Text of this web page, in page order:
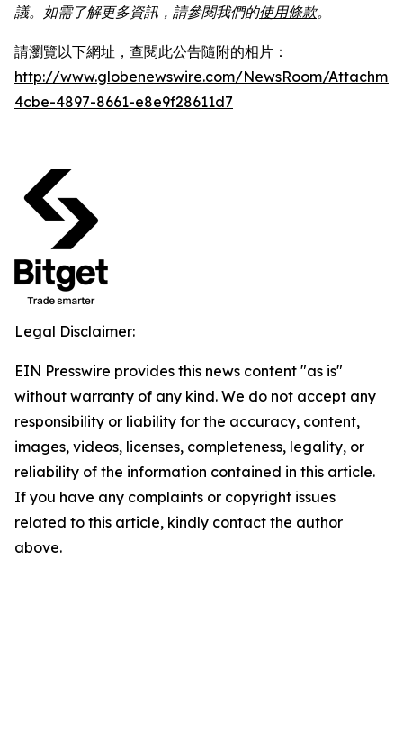
議。如需了解更多資訊，請參閱我們的使用條款。
請瀏覽以下網址，查閱此公告隨附的相片：
http://www.globenewswire.com/NewsRoom/
4cbe-4897-8661-e8e9f28611d7
Legal Disclaimer:
EIN Presswire provides this news content "as is"
without warranty of any kind. We do not accept any
responsibility or liability for the accuracy, content,
images, videos, licenses, completeness, legality, or
reliability of the information contained in this article.
If you have any complaints or copyright issues
related to this article, kindly contact the author
above.